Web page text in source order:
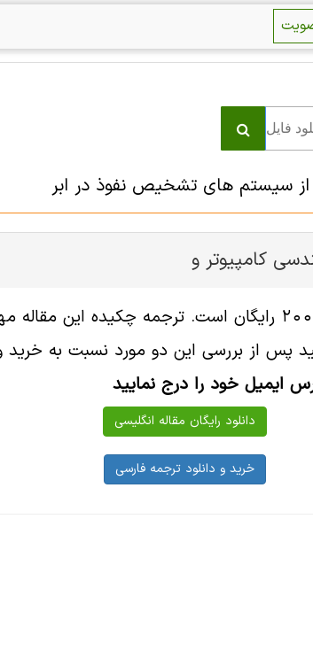
از سیستم های تشخیص نفوذ در ابر
از بررسی این دو مورد نسبت به خرید و
ایمیل خود را درج نمایید